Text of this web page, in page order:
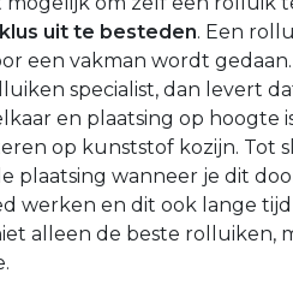
uit te besteden. Een
een vakman wordt gedaan.
specialist, dan levert
en plaatsing op hoogte
op kunststof kozijn. Tot
plaatsing wanneer je dit
werken en dit ook lange
alleen de beste rolluiken,